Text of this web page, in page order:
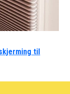
til